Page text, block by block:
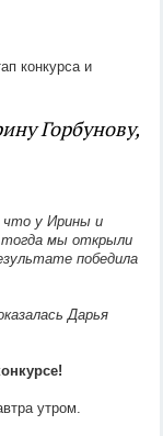
конкурса и
Горбунову,
что у Ирины и
тогда мы открыли
победила
Дарья
утром.